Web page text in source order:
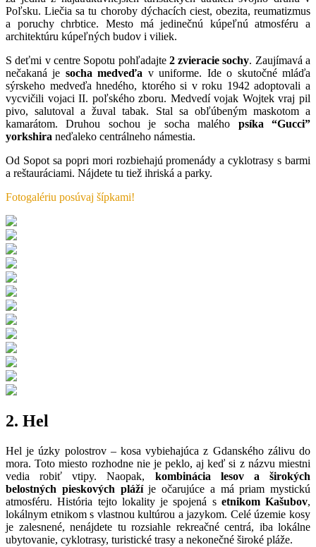
Poľsku. Liečia sa tu choroby dýchacích ciest, obezita, reumatizmus
a poruchy chrbtice. Mesto má jedinečnú kúpeľnú atmosféru a
architektúru kúpeľných budov i viliek.
S deťmi v centre Sopotu pohľadajte 2 zvieracie sochy. Zaujímavá a
nečakaná je socha medveďa v uniforme. Ide o skutočné mláďa
sýrskeho medveďa hnedého, ktorého si v roku 1942 adoptovali a
vycvičili vojaci II. poľského zboru. Medvedí vojak Wojtek vraj pil
pivo, salutoval a žuval tabak. Stal sa obľúbeným maskotom a
kamarátom. Druhou sochou je socha malého psíka “Gucci”
yorkshira neďaleko centrálneho námestia.
Od Sopot sa popri mori rozbiehajú promenády a cyklotrasy s barmi
a reštauráciami. Nájdete tu tiež ihriská a parky.
Fotogalériu posúvaj šípkami!
2. Hel
Hel je úzky polostrov – kosa vybiehajúca z Gdanského zálivu do
mora. Toto miesto rozhodne nie je peklo, aj keď si z názvu miestni
vedia robiť vtipy. Naopak, kombinácia lesov a širokých
belostných pieskových plážíje očarujúce a má priam mystickú
atmosféru. História tejto lokality je spojená s etnikom Kašubov,
lokálnym etnikom s vlastnou kultúrou a jazykom. Celé územie kosy
je zalesnené, nenájdete tu rozsiahle rekreačné centrá, iba lokálne
ubytovanie, cyklotrasy, turistické trasy a nekonečné široké pláže.